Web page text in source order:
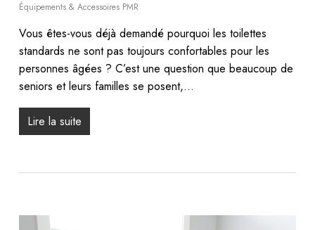
Équipements & Accessoires PMR
Vous êtes-vous déjà demandé pourquoi les toilettes
standards ne sont pas toujours confortables pour les
personnes âgées ? C’est une question que beaucoup de
seniors et leurs familles se posent,…
Lire la suite